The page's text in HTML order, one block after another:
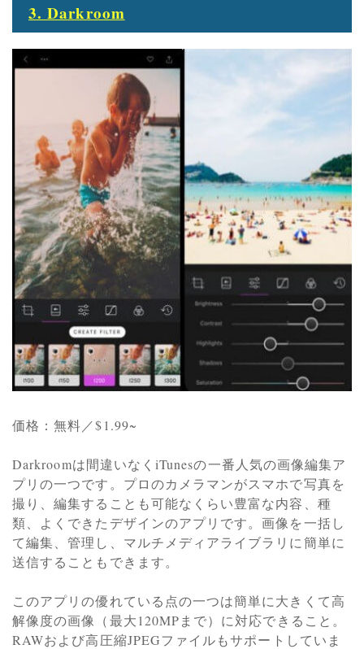
3. Darkroom
価格：無料／$1.99~
Darkroomは間違いなくiTunesの一番人気の画像編集ア
プリの一つです。プロのカメラマンがスマホで写真を
撮り、編集することも可能なくらい豊富な内容、種
類、よくできたデザインのアプリです。画像を一括し
て編集、管理し、マルチメディアライブラリに簡単に
送信することもできます。
このアプリの優れている点の一つは簡単に大きくて高
解像度の画像（最大120MPまで）に対応できること。
RAWおよび高圧縮JPEGファイルもサポートしていま